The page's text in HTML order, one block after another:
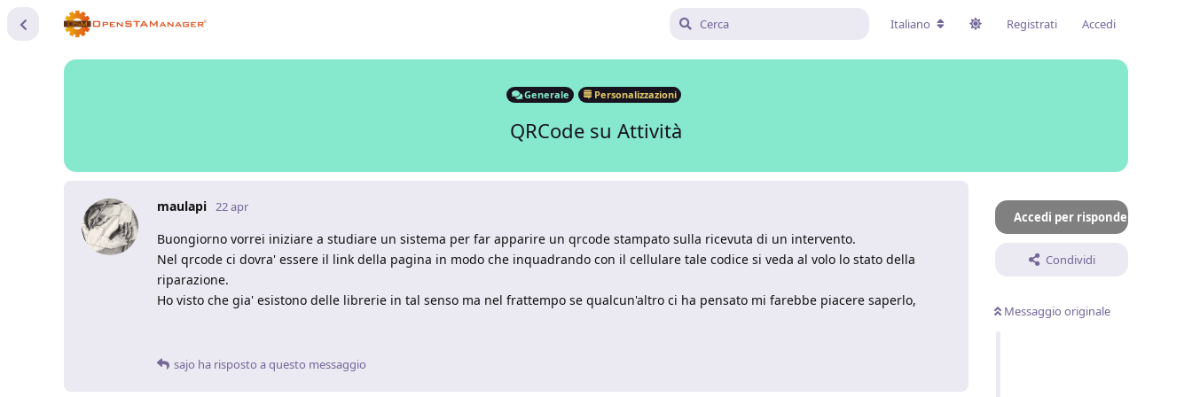
Italiano Registrati Accedi
Generale Personalizzazioni
QRCode su Attività
Accedi per rispondere
Condividi
Messaggio originale
maulapi 22 apr
Buongiorno vorrei iniziare a studiare un sistema per far apparire un qrcode stampato sulla ricevuta di un intervento.
Nel qrcode ci dovra' essere il link della pagina in modo che inquadrando con il cellulare tale codice si veda al volo lo stato della
riparazione.
Ho visto che gia' esistono delle librerie in tal senso ma nel frattempo se qualcun'altro ci ha pensato mi farebbe piacere saperlo,
sajo ha risposto a questo messaggio